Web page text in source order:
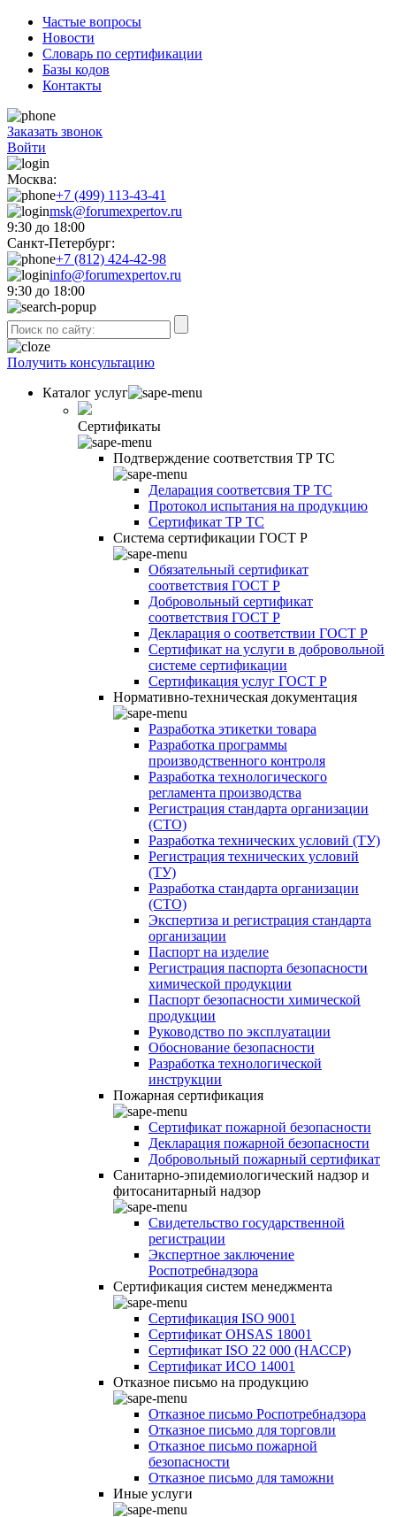
Частые вопросы
Новости
Словарь по сертификации
Базы кодов
Контакты
Заказать звонок
Войти
Москва:
+7 (499) 113-43-41
msk@forumexpertov.ru
9:30 до 18:00
Санкт-Петербург:
+7 (812) 424-42-98
info@forumexpertov.ru
9:30 до 18:00
Получить консультацию
Каталог услуг
Сертификаты
Подтверждение соответствия ТР ТС
Деларация соответсвия ТР ТС
Протокол испытания на продукцию
Сертификат ТР ТС
Система сертификации ГОСТ Р
Обязательный сертификат
соответствия ГОСТ Р
Добровольный сертификат
соответствия ГОСТ Р
Декларация о соответствии ГОСТ Р
Сертификат на услуги в добровольной
системе сертификации
Сертификация услуг ГОСТ Р
Нормативно-техническая документация
Разработка этикетки товара
Разработка программы
производственного контроля
Разработка технологического
регламента производства
Регистрация стандарта организации
(СТО)
Разработка технических условий (ТУ)
Регистрация технических условий
(ТУ)
Разработка стандарта организации
(СТО)
Экспертиза и регистрация стандарта
организации
Паспорт на изделие
Регистрация паспорта безопасности
химической продукции
Паспорт безопасности химической
продукции
Руководство по эксплуатации
Обоснование безопасности
Разработка технологической
инструкции
Пожарная сертификация
Сертификат пожарной безопасности
Декларация пожарной безопасности
Добровольный пожарный сертификат
Санитарно-эпидемиологический надзор и
фитосанитарный надзор
Свидетельство государственной
регистрации
Экспертное заключение
Роспотребнадзора
Сертификация систем менеджмента
Сертификация ISO 9001
Сертификат OHSAS 18001
Сертификат ISO 22 000 (НАССР)
Сертификат ИСО 14001
Отказное письмо на продукцию
Отказное письмо Роспотребнадзора
Отказное письмо для торговли
Отказное письмо пожарной
безопасности
Отказное письмо для таможни
Иные услуги